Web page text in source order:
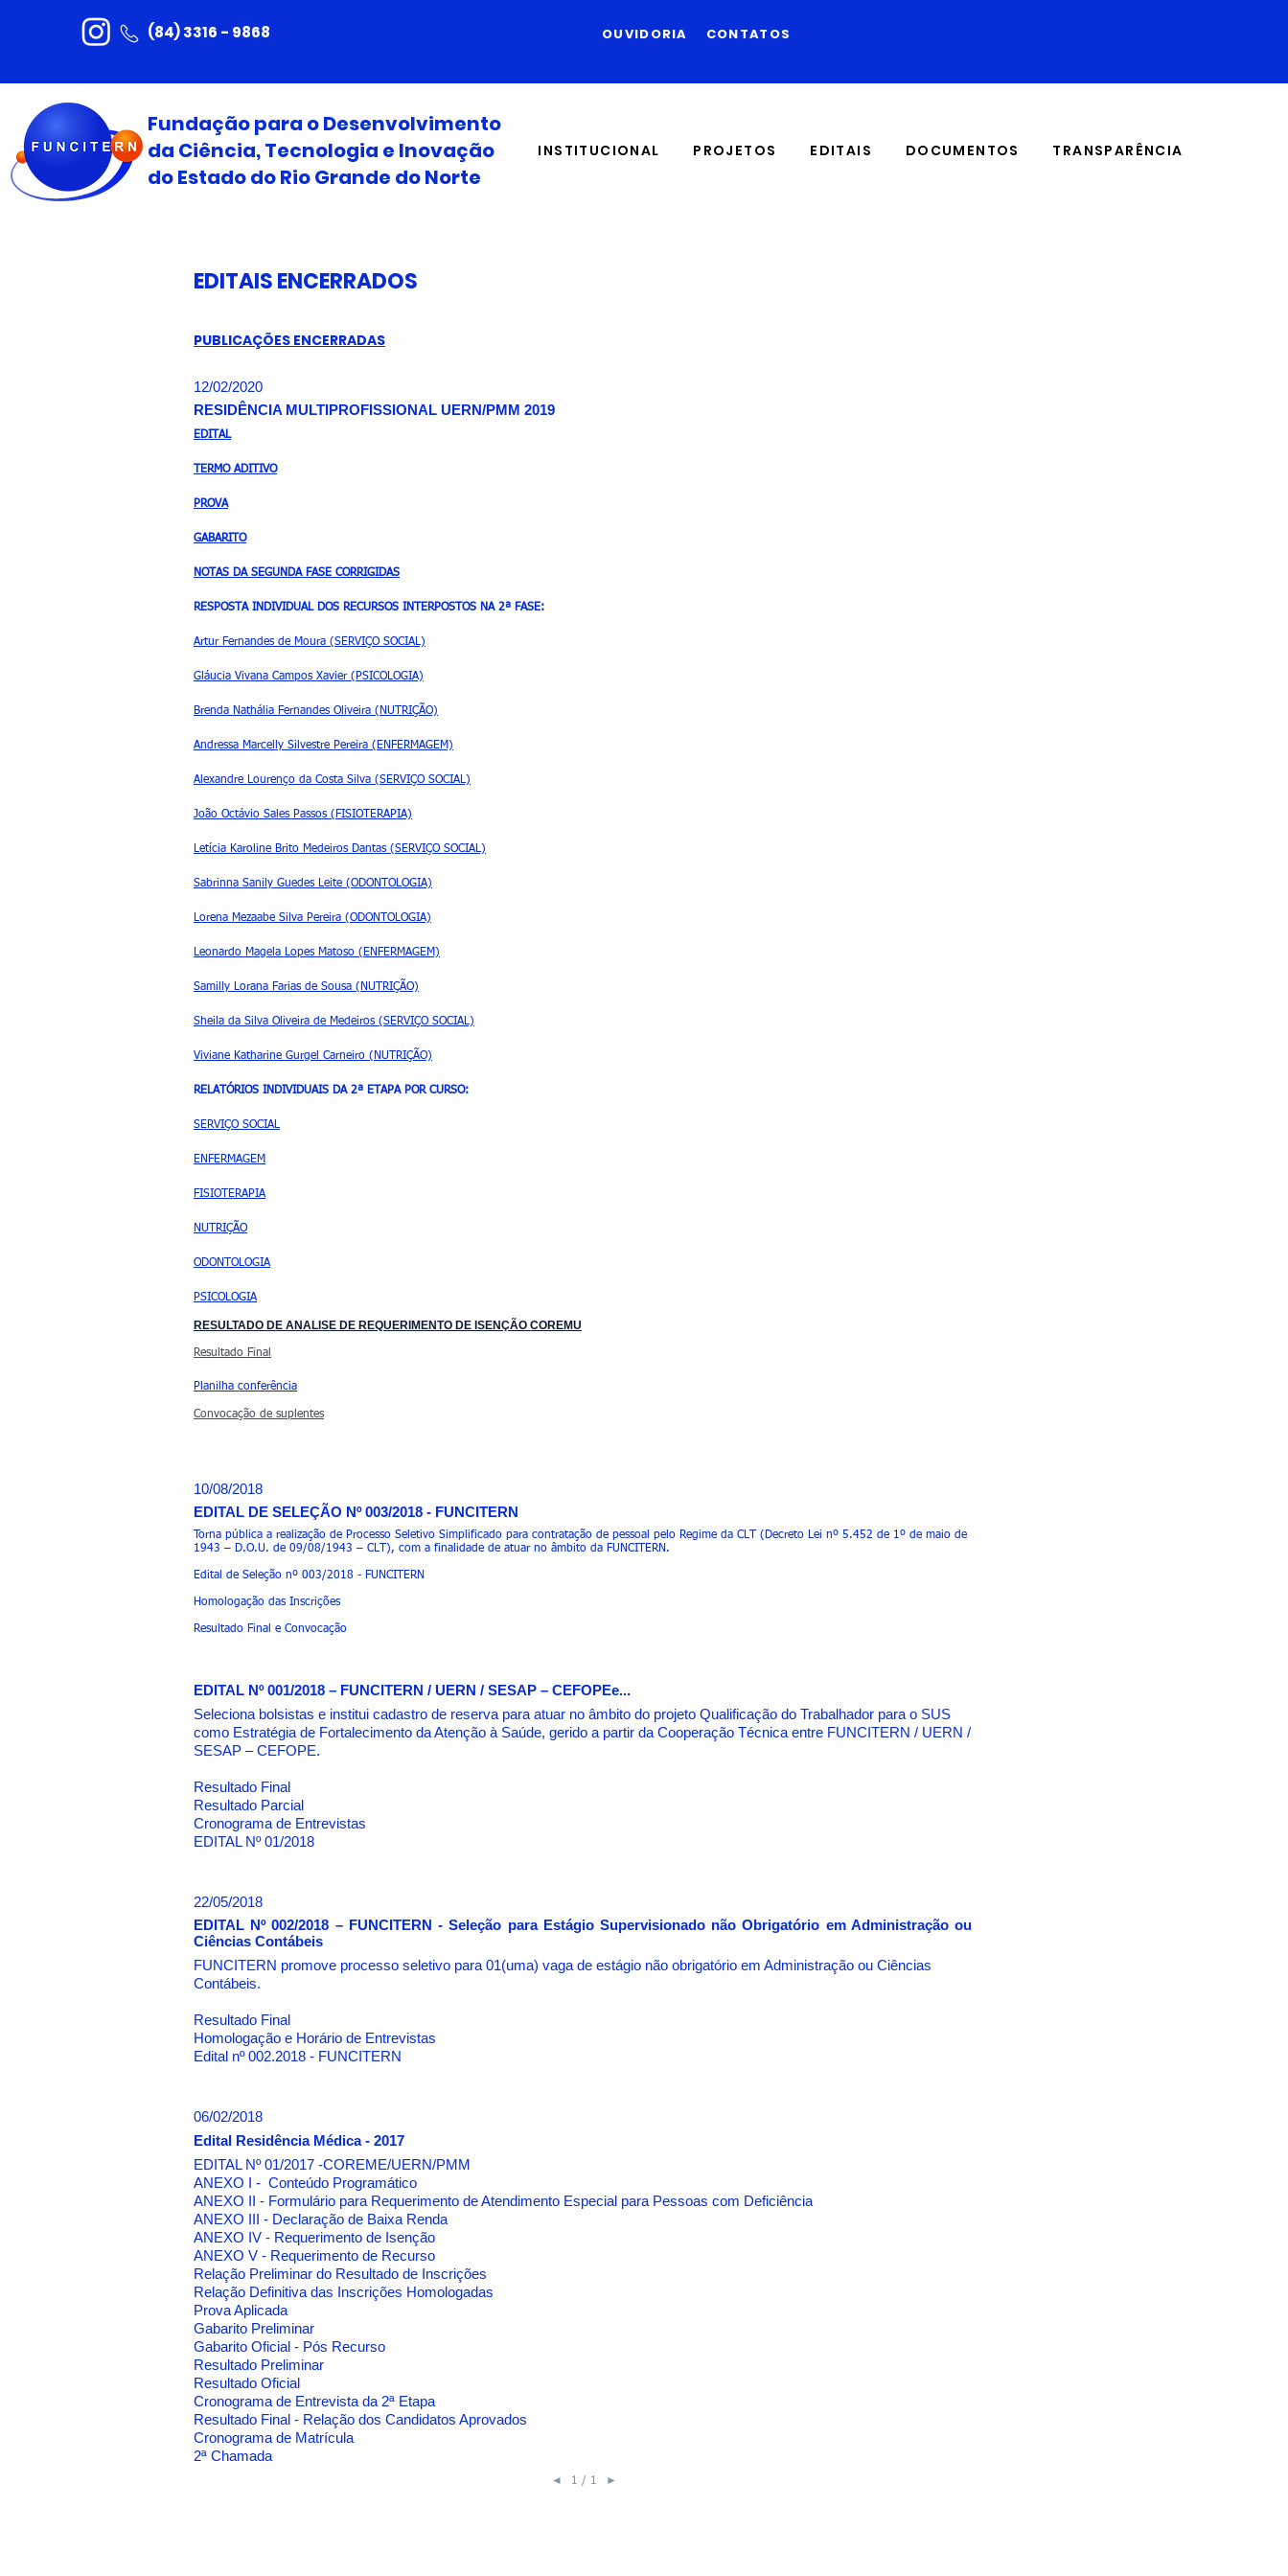
(84) 3316 - 9868 OUVIDORIA CONTATOS
Fundação para o Desenvolvimento
da Ciência, Tecnologia e Inovação
do Estado do Rio Grande do Norte
INSTITUCIONAL PROJETOS EDITAIS DOCUMENTOS TRANSPARÊNCIA
EDITAIS ENCERRADOS
PUBLICAÇÕES ENCERRADAS
12/02/2020
RESIDÊNCIA MULTIPROFISSIONAL UERN/PMM 2019
EDITAL
TERMO ADITIVO
PROVA
GABARITO
NOTAS DA SEGUNDA FASE CORRIGIDAS
RESPOSTA INDIVIDUAL DOS RECURSOS INTERPOSTOS NA 2ª FASE:
Artur Fernandes de Moura (SERVIÇO SOCIAL)
Gláucia Vivana Campos Xavier (PSICOLOGIA)
Brenda Nathália Fernandes Oliveira (NUTRIÇÃO)
Andressa Marcelly Silvestre Pereira (ENFERMAGEM)
Alexandre Lourenço da Costa Silva (SERVIÇO SOCIAL)
João Octávio Sales Passos (FISIOTERAPIA)
Letícia Karoline Brito Medeiros Dantas (SERVIÇO SOCIAL)
Sabrinna Sanily Guedes Leite (ODONTOLOGIA)
Lorena Mezaabe Silva Pereira (ODONTOLOGIA)
Leonardo Magela Lopes Matoso (ENFERMAGEM)
Samilly Lorana Farias de Sousa (NUTRIÇÃO)
Sheila da Silva Oliveira de Medeiros (SERVIÇO SOCIAL)
Viviane Katharine Gurgel Carneiro (NUTRIÇÃO)
RELATÓRIOS INDIVIDUAIS DA 2ª ETAPA POR CURSO:
SERVIÇO SOCIAL
ENFERMAGEM
FISIOTERAPIA
NUTRIÇÃO
ODONTOLOGIA
PSICOLOGIA
RESULTADO DE ANALISE DE REQUERIMENTO DE ISENÇÃO COREMU
Resultado Final
Planilha conferência
Convocação de suplentes
10/08/2018
EDITAL DE SELEÇÃO Nº 003/2018 - FUNCITERN
Torna pública a realização de Processo Seletivo Simplificado para contratação de pessoal pelo Regime da CLT (Decreto Lei nº 5.452 de 1º de maio de
1943 – D.O.U. de 09/08/1943 – CLT), com a finalidade de atuar no âmbito da FUNCITERN.
Edital de Seleção nº 003/2018 - FUNCITERN
Homologação das Inscrições
Resultado Final e Convocação
EDITAL Nº 001/2018 – FUNCITERN / UERN / SESAP – CEFOPEe...
Seleciona bolsistas e institui cadastro de reserva para atuar no âmbito do projeto Qualificação do Trabalhador para o SUS
como Estratégia de Fortalecimento da Atenção à Saúde, gerido a partir da Cooperação Técnica entre FUNCITERN / UERN /
SESAP – CEFOPE.
Resultado Final
Resultado Parcial
Cronograma de Entrevistas
EDITAL Nº 01/2018
22/05/2018
EDITAL Nº 002/2018 – FUNCITERN - Seleção para Estágio Supervisionado não Obrigatório em Administração ou
Ciências Contábeis
FUNCITERN promove processo seletivo para 01(uma) vaga de estágio não obrigatório em Administração ou Ciências
Contábeis.
Resultado Final
Homologação e Horário de Entrevistas
Edital nº 002.2018 - FUNCITERN
06/02/2018
Edital Residência Médica - 2017
EDITAL Nº 01/2017 -COREME/UERN/PMM
ANEXO I - Conteúdo Programático
ANEXO II - Formulário para Requerimento de Atendimento Especial para Pessoas com Deficiência
ANEXO III - Declaração de Baixa Renda
ANEXO IV - Requerimento de Isenção
ANEXO V - Requerimento de Recurso
Relação Preliminar do Resultado de Inscrições
Relação Definitiva das Inscrições Homologadas
Prova Aplicada
Gabarito Preliminar
Gabarito Oficial - Pós Recurso
Resultado Preliminar
Resultado Oficial
Cronograma de Entrevista da 2ª Etapa
Resultado Final - Relação dos Candidatos Aprovados
Cronograma de Matrícula
2ª Chamada
◄ 1 / 1 ►